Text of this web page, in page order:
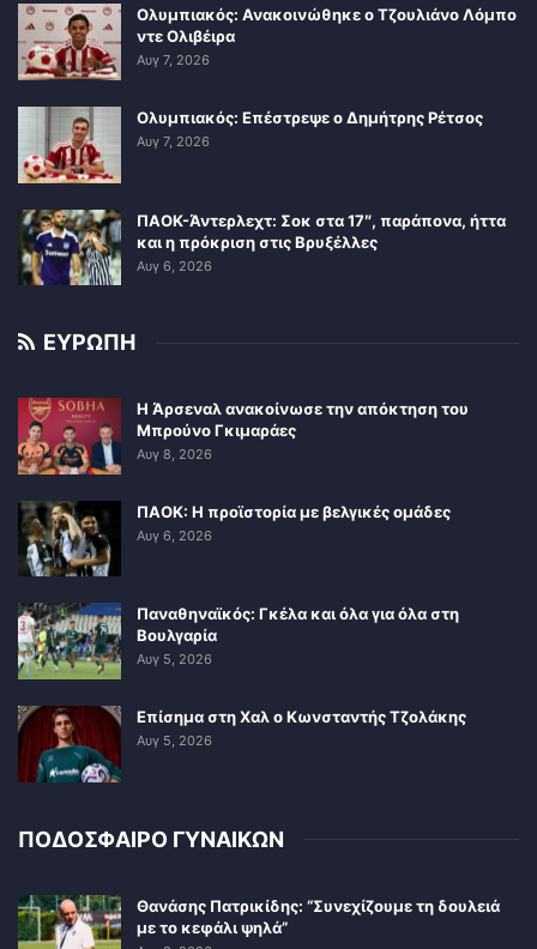
Ολυμπιακός: Ανακοινώθηκε ο Τζουλιάνο Λόμπο
ντε Ολιβέιρα
Αυγ 7, 2026
Ολυμπιακός: Επέστρεψε ο Δημήτρης Ρέτσος
Αυγ 7, 2026
ΠΑΟΚ-Άντερλεχτ: Σοκ στα 17″, παράπονα, ήττα
και η πρόκριση στις Βρυξέλλες
Αυγ 6, 2026
ΕΥΡΩΠΗ
Η Άρσεναλ ανακοίνωσε την απόκτηση του
Μπρούνο Γκιμαράες
Αυγ 8, 2026
ΠΑΟΚ: Η προϊστορία με βελγικές ομάδες
Αυγ 6, 2026
Παναθηναϊκός: Γκέλα και όλα για όλα στη
Βουλγαρία
Αυγ 5, 2026
Επίσημα στη Χαλ ο Κωνσταντής Τζολάκης
Αυγ 5, 2026
ΠΟΔΟΣΦΑΙΡΟ ΓΥΝΑΙΚΩΝ
Θανάσης Πατρικίδης: “Συνεχίζουμε τη δουλειά
με το κεφάλι ψηλά”